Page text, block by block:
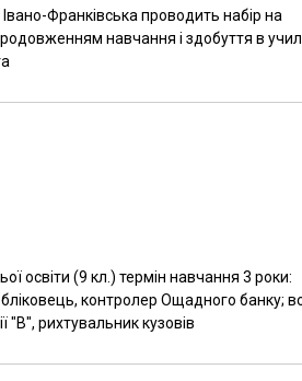
Франківська проводить набір на
навчання і здобуття в
освіти (9 кл.) термін навчання 3 роки:
контролер Ощадного банку;
"В", рихтувальник кузовів